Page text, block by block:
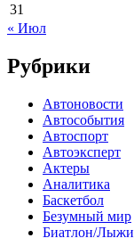
31
« Июл
Рубрики
Автоновости
Автособытия
Автоспорт
Автоэксперт
Актеры
Аналитика
Баскетбол
Безумный мир
Биатлон/Лыжи